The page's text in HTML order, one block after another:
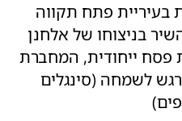
בעיריית פתח תקווה
בניצוחו של אלחנן
פסח ייחודית, המחברת
לשמחה (סינגלים